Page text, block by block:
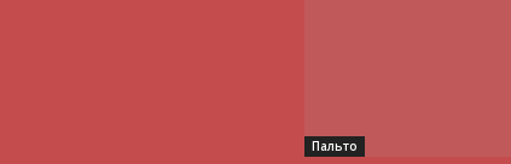
Пальто